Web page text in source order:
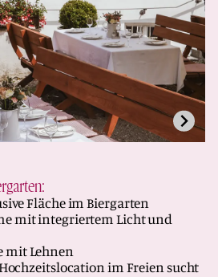
Fläche im Biergarten
mit integriertem Licht und
mit Lehnen
im Freien sucht